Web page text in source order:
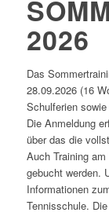
2026
Das
28.09.2026 (16
Schulferien
Die Anmeldung
über das die
Auch Training
gebucht werden.
Informationen
Tennisschule.